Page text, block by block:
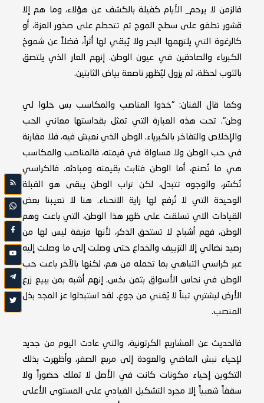
فالزمن لا يرحم_ الأيام كفيلة بالكشف عن هؤلاء، وما هم إلا
قشور تطفو على سطح الموج ثم تتحطم على صخور العزة، أو
كالرغوة التي يلتهمها البحر ولا يُبقي لها أثراً، فضلاً عن شموخ
الكبرياء والصادقين في عيون الوطن. إنهم العار الذي يلتصق
بالثوب لحظة، ثم يزول ليُظهر ناصعة بياض الثابتين.
وكما قال الفنان: "خذوا المناصب والمكاسب بس خلوا لي
وطن". تحت هذه العبارة التي تمثل بقداستها معاني الحب
والإخلاص والتفاخر بالكبرياء. الوطن الذي نعيش فيه، فلا مقارنة
في حب الوطن ولا مساواة في قيمته، فالمناصب والمكاسب
هي ما تُصنع، أما الوطن فثابت بقيمته ومبادئه. فالكراسي
تُكسَر، والوجوه تتبدل، لكن تراب الوطن يبقى هو القبلة
الوحيدة التي لا تُرفع لها راية الانحناء. هنا لا تعيبنا بعض
القيادات الاي تسلقت على ظهر هذا الوطن، التي باعت وهم
الوطن، فهم أشباح لا تستحق الذكر، لأنها مزيفة ليس لها من
رصيد نضالي إلا التزييف والخداع حتى وصلت إلى ما وصلت إليه
عبر كراسي التباهي بما تحمله من هم، لكنها بالآخر باعت حب
الوطن في نحاس الأسواق بثمن بخس. إنهم أشبه بمن يبيع زرع
الأرض ليشتري تبناً لا يُغني من جوع. لقد استبدلوا عز المجد بذل
المنصب.
فالحديث عن المشاريع الكرتونية، والتي عادت اليوم من جديد
لإحياء نبش الماضي والعودة إلى مربع الصفر، وأظهرت بذلك
التكوين إحياء مكونات كانت في الأصل لا تملك حضوراً ولا
سقفاً شعبياً إلا مجرد التشكيل القيادي على المستوى الأعلى